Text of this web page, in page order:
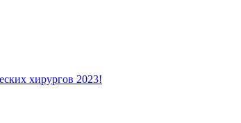
хирургов 2023!